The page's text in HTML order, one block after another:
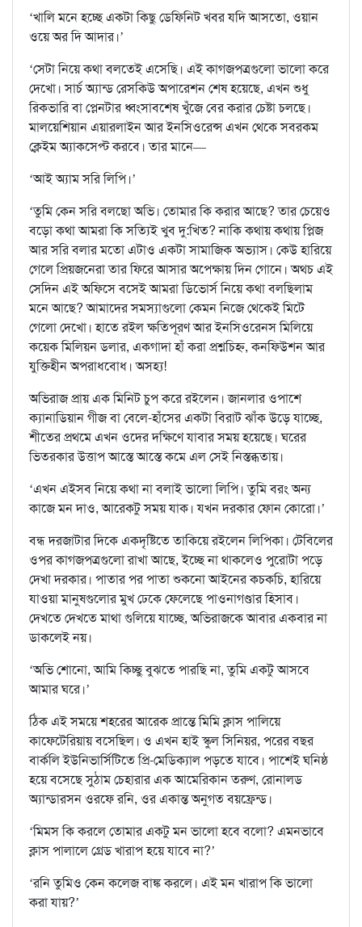
‘খালি মনে হচ্ছে একটা কিছু ডেফিনিট খবর যদি আসতো, ওয়ান
ওয়ে অর দি আদার।’
‘সেটা নিয়ে কথা বলতেই এসেছি। এই কাগজপত্রগুলো ভালো করে
দেখো। সার্চ অ্যান্ড রেসকিউ অপারেশন শেষ হয়েছে, এখন শুধু
রিকভারি বা প্লেনটার ধ্বংসাবশেষ খুঁজে বের করার চেষ্টা চলছে।
মালয়েশিয়ান এয়ারলাইন আর ইনসিওরেন্স এখন থেকে সবরকম
ক্লেইম অ্যাকসেপ্ট করবে। তার মানে—
‘আই অ্যাম সরি লিপি।’
‘তুমি কেন সরি বলছো অভি। তোমার কি করার আছে? তার চেয়েও
বড়ো কথা আমরা কি সত্যিই খুব দু:খিত? নাকি কথায় কথায় প্লিজ
আর সরি বলার মতো এটাও একটা সামাজিক অভ্যাস। কেউ হারিয়ে
গেলে প্রিয়জনেরা তার ফিরে আসার অপেক্ষায় দিন গোনে। অথচ এই
সেদিন এই অফিসে বসেই আমরা ডিভোর্স নিয়ে কথা বলছিলাম
মনে আছে? আমাদের সমস্যাগুলো কেমন নিজে থেকেই মিটে
গেলো দেখো। হাতে রইল ক্ষতিপূরণ আর ইনসিওরেনস মিলিয়ে
কয়েক মিলিয়ন ডলার, একগাদা হাঁ করা প্রশ্নচিহ্ন, কনফিউশন আর
যুক্তিহীন অপরাধবোধ। অসহ্য!
অভিরাজ প্রায় এক মিনিট চুপ করে রইলেন। জানলার ওপাশে
ক্যানাডিয়ান গীজ বা বেলে-হাঁসের একটা বিরাট ঝাঁক উড়ে যাচ্ছে,
শীতের প্রথমে এখন ওদের দক্ষিণে যাবার সময় হয়েছে। ঘরের
ভিতরকার উত্তাপ আস্তে আস্তে কমে এল সেই নিস্তব্ধতায়।
‘এখন এইসব নিয়ে কথা না বলাই ভালো লিপি। তুমি বরং অন্য
কাজে মন দাও, আরেকটু সময় যাক। যখন দরকার ফোন কোরো।’
বন্ধ দরজাটার দিকে একদৃষ্টিতে তাকিয়ে রইলেন লিপিকা। টেবিলের
ওপর কাগজপত্রগুলো রাখা আছে, ইচ্ছে না থাকলেও পুরোটা পড়ে
দেখা দরকার। পাতার পর পাতা শুকনো আইনের কচকচি, হারিয়ে
যাওয়া মানুষগুলোর মুখ ঢেকে ফেলেছে পাওনাগণ্ডার হিসাব।
দেখতে দেখতে মাথা গুলিয়ে যাচ্ছে, অভিরাজকে আবার একবার না
ডাকলেই নয়।
‘অভি শোনো, আমি কিচ্ছু বুঝতে পারছি না, তুমি একটু আসবে
আমার ঘরে।’
ঠিক এই সময়ে শহরের আরেক প্রান্তে মিমি ক্লাস পালিয়ে
কাফেটেরিয়ায় বসেছিল। ও এখন হাই স্কুল সিনিয়র, পরের বছর
বার্কলি ইউনিভার্সিটিতে প্রি-মেডিক্যাল পড়তে যাবে। পাশেই ঘনিষ্ঠ
হয়ে বসেছে সুঠাম চেহারার এক আমেরিকান তরুণ, রোনালড
অ্যান্ডারসন ওরফে রনি, ওর একান্ত অনুগত বয়ফ্রেন্ড।
‘মিমস কি করলে তোমার একটু মন ভালো হবে বলো? এমনভাবে
ক্লাস পালালে গ্রেড খারাপ হয়ে যাবে না?’
‘রনি তুমিও কেন কলেজ বাঙ্ক করলে। এই মন খারাপ কি ভালো
করা যায়?’